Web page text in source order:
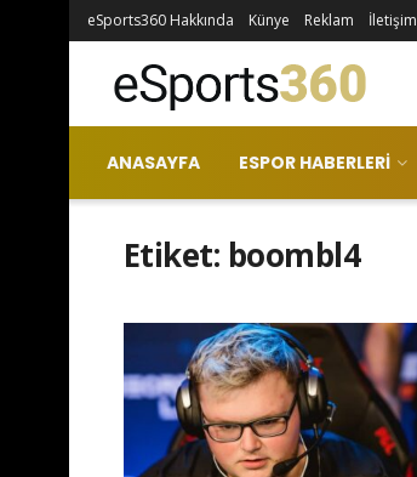
eSports360 Hakkında Künye Reklam İletişim
ANASAYFA ESPOR HABERLERI
Etiket: boombl4